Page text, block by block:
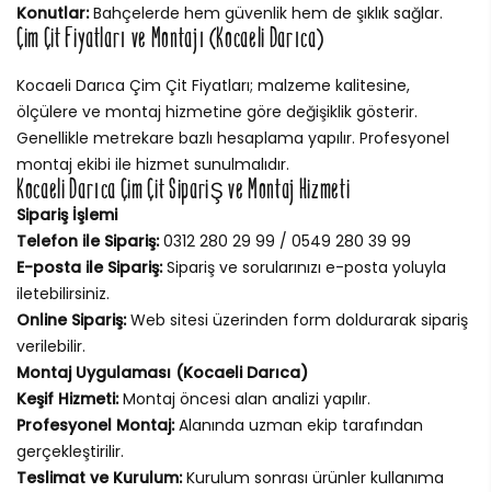
Konutlar:Bahçelerde hem güvenlik hem de şıklık sağlar.
Çim Çit Fiyatları ve Montajı (Kocaeli Darıca)
Kocaeli Darıca Çim Çit Fiyatları; malzeme kalitesine,
ölçülere ve montaj hizmetine göre değişiklik gösterir.
Genellikle metrekare bazlı hesaplama yapılır. Profesyonel
montaj ekibi ile hizmet sunulmalıdır.
Kocaeli Darıca Çim Çit Sipariş ve Montaj Hizmeti
Sipariş İşlemi
Telefon ile Sipariş:0312 280 29 99 / 0549 280 39 99
E-posta ile Sipariş:Sipariş ve sorularınızı e-posta yoluyla
iletebilirsiniz.
Online Sipariş:Web sitesi üzerinden form doldurarak sipariş
verilebilir.
Montaj Uygulaması (Kocaeli Darıca)
Keşif Hizmeti:Montaj öncesi alan analizi yapılır.
Profesyonel Montaj:Alanında uzman ekip tarafından
gerçekleştirilir.
Teslimat ve Kurulum:Kurulum sonrası ürünler kullanıma